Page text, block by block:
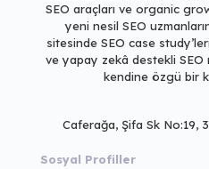
SEO araçları ve organic
yeni nesil SEO
sitesinde SEO case
veyapay zekâ destekli
kendine özgü bir
Caferağa, Şifa Sk No:19,
Sosyal Profiller